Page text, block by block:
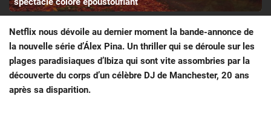
Netflix nous dévoile au dernier moment la bande-annonce de
la nouvelle série d’Álex Pina. Un thriller qui se déroule sur les
plages paradisiaques d’Ibiza qui sont vite assombries par la
découverte du corps d’un célèbre DJ de Manchester, 20 ans
après sa disparition.